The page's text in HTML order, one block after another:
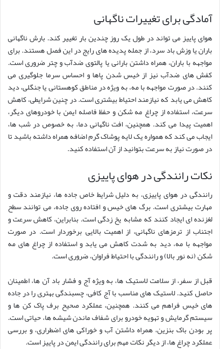
آمادگی برای تغییرات ناگهانی
هوای پاییز می تواند در طول یک روز چندین بار تغییر کند. بارش ناگهانی
باران یا وزش باد سرد، از جمله پدیده های رایج در این فصل هستند. برای
مواجهه با باران، همراه داشتن بارانی یا پالتوی ضدآب و چتر ضروری است.
کفش های ضدآب نیز از خیس شدن پاها و احساس سرما جلوگیری می
کنند. در صورت مواجهه با مه، به ویژه در مناطق کوهستانی یا جنگلی، دید
کاهش می یابد که نیازمند احتیاط بیشتری است. در چنین شرایطی، کاهش
سرعت، استفاده از چراغ مه شکن و حفظ فاصله ایمن با خودروهای دیگر،
اهمیت پیدا می کند. همچنین، افت ناگهانی دما، به خصوص در شب ها،
ایجاب می کند که همواره یک لایه پوشاک گرم اضافه همراه داشته باشید تا
در صورت نیاز به سرعت بتوانید از آن استفاده کنید.
نکات رانندگی در هوای پاییزی
رانندگی در هوای پاییزی، به دلیل شرایط خاص جاده ها، نیازمند دقت و
مهارت بیشتری است. برگ های خیس و افتاده روی جاده، می توانند سطح
لغزنده ای ایجاد کنند که مشابه یخ زدگی است. بنابراین، کاهش سرعت و
اجتناب از ترمزهای ناگهانی، از اهمیت بالایی برخوردار است. در صورت
مواجهه با مه، دید به شدت کاهش می یابد و استفاده از چراغ های مه
شکن (نه نور بالا) و رانندگی با احتیاط فراوان، ضروری است.
قبل از سفر، از سلامت لاستیک ها، به ویژه آج و فشار باد آن ها، اطمینان
حاصل کنید. لاستیک های مناسب با آج کافی، چسبندگی بهتری را در جاده
های خیس فراهم می کنند. همچنین، عملکرد صحیح برف پاک کن ها و
سیستم گرمایش و تهویه خودرو برای شفاف ماندن شیشه ها، حیاتی است.
پر بودن باک بنزین، همراه داشتن آب و خوراکی های اضطراری، و بررسی
عملکرد چراغ ها، از دیگر نکات مهم برای رانندگی ایمن در پاییز است.